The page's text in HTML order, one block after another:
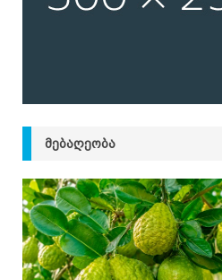
ᲛᲔᲑᲐᲦᲔᲝᲑᲐ